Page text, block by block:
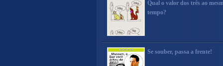
Qual o valor dos três ao
tempo?
Se souber, passa a frente!